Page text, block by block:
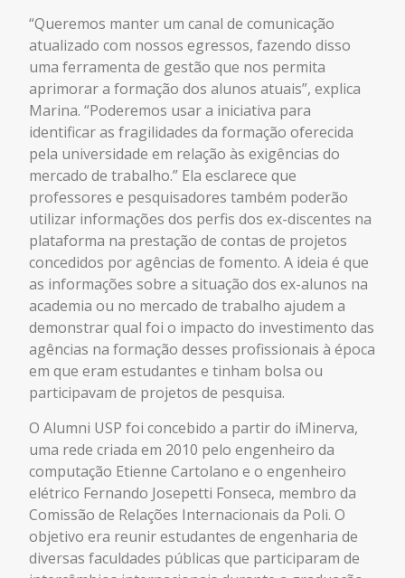
“Queremos manter um canal de comunicação
atualizado com nossos egressos, fazendo disso
uma ferramenta de gestão que nos permita
aprimorar a formação dos alunos atuais”, explica
Marina. “Poderemos usar a iniciativa para
identificar as fragilidades da formação oferecida
pela universidade em relação às exigências do
mercado de trabalho.” Ela esclarece que
professores e pesquisadores também poderão
utilizar informações dos perfis dos ex-discentes na
plataforma na prestação de contas de projetos
concedidos por agências de fomento. A ideia é que
as informações sobre a situação dos ex-alunos na
academia ou no mercado de trabalho ajudem a
demonstrar qual foi o impacto do investimento das
agências na formação desses profissionais à época
em que eram estudantes e tinham bolsa ou
participavam de projetos de pesquisa.
O Alumni USP foi concebido a partir do iMinerva,
uma rede criada em 2010 pelo engenheiro da
computação Etienne Cartolano e o engenheiro
elétrico Fernando Josepetti Fonseca, membro da
Comissão de Relações Internacionais da Poli. O
objetivo era reunir estudantes de engenharia de
diversas faculdades públicas que participaram de